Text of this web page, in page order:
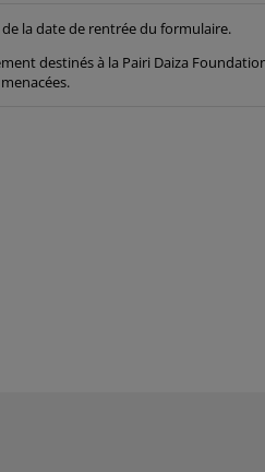
la date de rentrée du formulaire.
destinés à la Pairi Daiza